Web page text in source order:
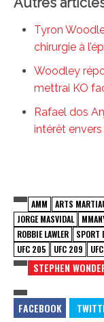
Tyron
chirurgie à
Woodley
mettrai KO
Rafael dos
intérêt
AMM ARTS
JORGE MASVIDAL
ROBBIE LAWLER
SPORT
UFC 205
UFC 209
STEPHEN